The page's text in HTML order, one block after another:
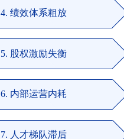
4. 绩效体系粗放
5. 股权激励失衡
6. 内部运营内耗
7. 人才梯队滞后